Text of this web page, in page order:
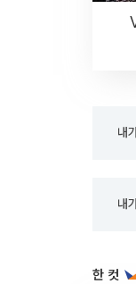
내
내
한 컷